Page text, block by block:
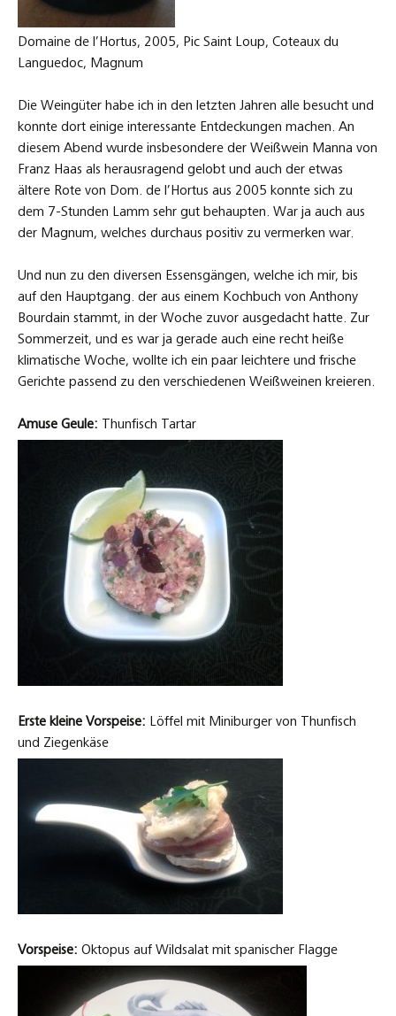
Domaine de l’Hortus, 2005, Pic Saint Loup, Coteaux du
Languedoc, Magnum
Die Weingüter habe ich in den letzten Jahren alle besucht und
konnte dort einige interessante Entdeckungen machen. An
diesem Abend wurde insbesondere der Weißwein Manna von
Franz Haas als herausragend gelobt und auch der etwas
ältere Rote von Dom. de l’Hortus aus 2005 konnte sich zu
dem 7-Stunden Lamm sehr gut behaupten. War ja auch aus
der Magnum, welches durchaus positiv zu vermerken war.
Und nun zu den diversen Essensgängen, welche ich mir, bis
auf den Hauptgang. der aus einem Kochbuch von Anthony
Bourdain stammt, in der Woche zuvor ausgedacht hatte. Zur
Sommerzeit, und es war ja gerade auch eine recht heiße
klimatische Woche, wollte ich ein paar leichtere und frische
Gerichte passend zu den verschiedenen Weißweinen kreieren.
Amuse Geule: Thunfisch Tartar
Erste kleine Vorspeise: Löffel mit Miniburger von Thunfisch
und Ziegenkäse
Vorspeise: Oktopus auf Wildsalat mit spanischer Flagge